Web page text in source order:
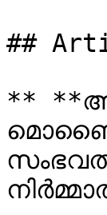
##
**